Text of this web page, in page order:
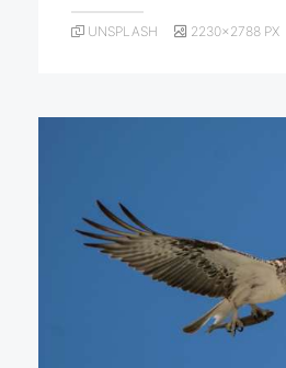
UNSPLASH 2230×2788 PX